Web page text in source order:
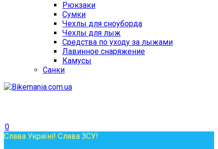
Рюкзаки
Сумки
Чехлы для сноуборда
Чехлы для лыж
Средства по уходу за лыжами
Лавинное снаряжение
Камусы
Санки
0
Слава Україні! Слава ЗСУ!